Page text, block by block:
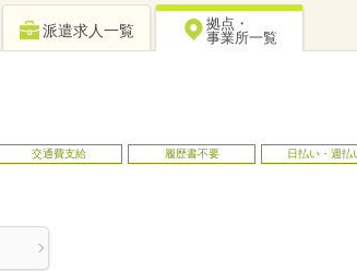
派遣求人一覧
拠点・
事業所一覧
交通費支給 履歴書不要 日払い・週払